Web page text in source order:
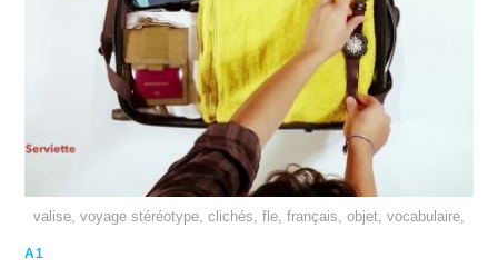
valise, voyage stéréotype, clichés, fle, français, objet, vocabulaire,
A1